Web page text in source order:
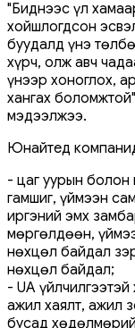
"Биднээс үл
хойшлогдсон
буудалд үнэ
хүрч, олж авч
үнээр хоноглох,
хангах
мэдээлжээ.
Юнайтед
- цаг уурын болон
гамшиг, үймээн
иргэний эмх
мөргөлдөөн,
нөхцөл байдал
нөхцөл байдал;
- UA
ажил хаялт, ажил
бусад